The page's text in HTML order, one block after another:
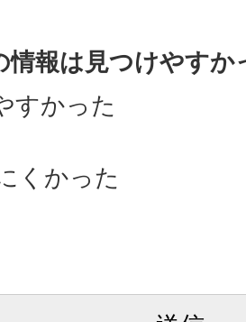
情報は見つけやすか
すかった
くかった